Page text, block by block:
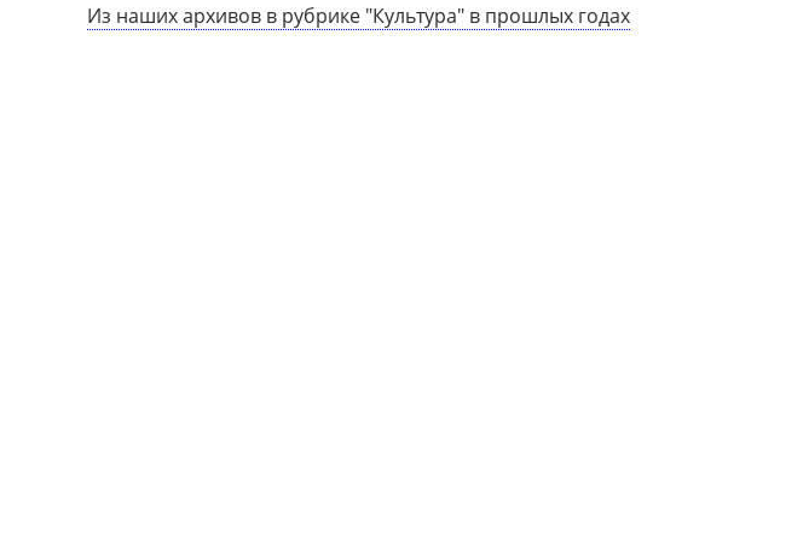
Из наших архивов в рубрике "Культура" в прошлых годах